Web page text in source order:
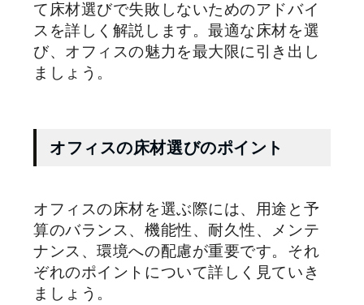
て床材選びで失敗しないためのアドバイ
スを詳しく解説します。最適な床材を選
び、オフィスの魅力を最大限に引き出し
ましょう。
オフィスの床材選びのポイント
オフィスの床材を選ぶ際には、用途と予
算のバランス、機能性、耐久性、メンテ
ナンス、環境への配慮が重要です。それ
ぞれのポイントについて詳しく見ていき
ましょう。